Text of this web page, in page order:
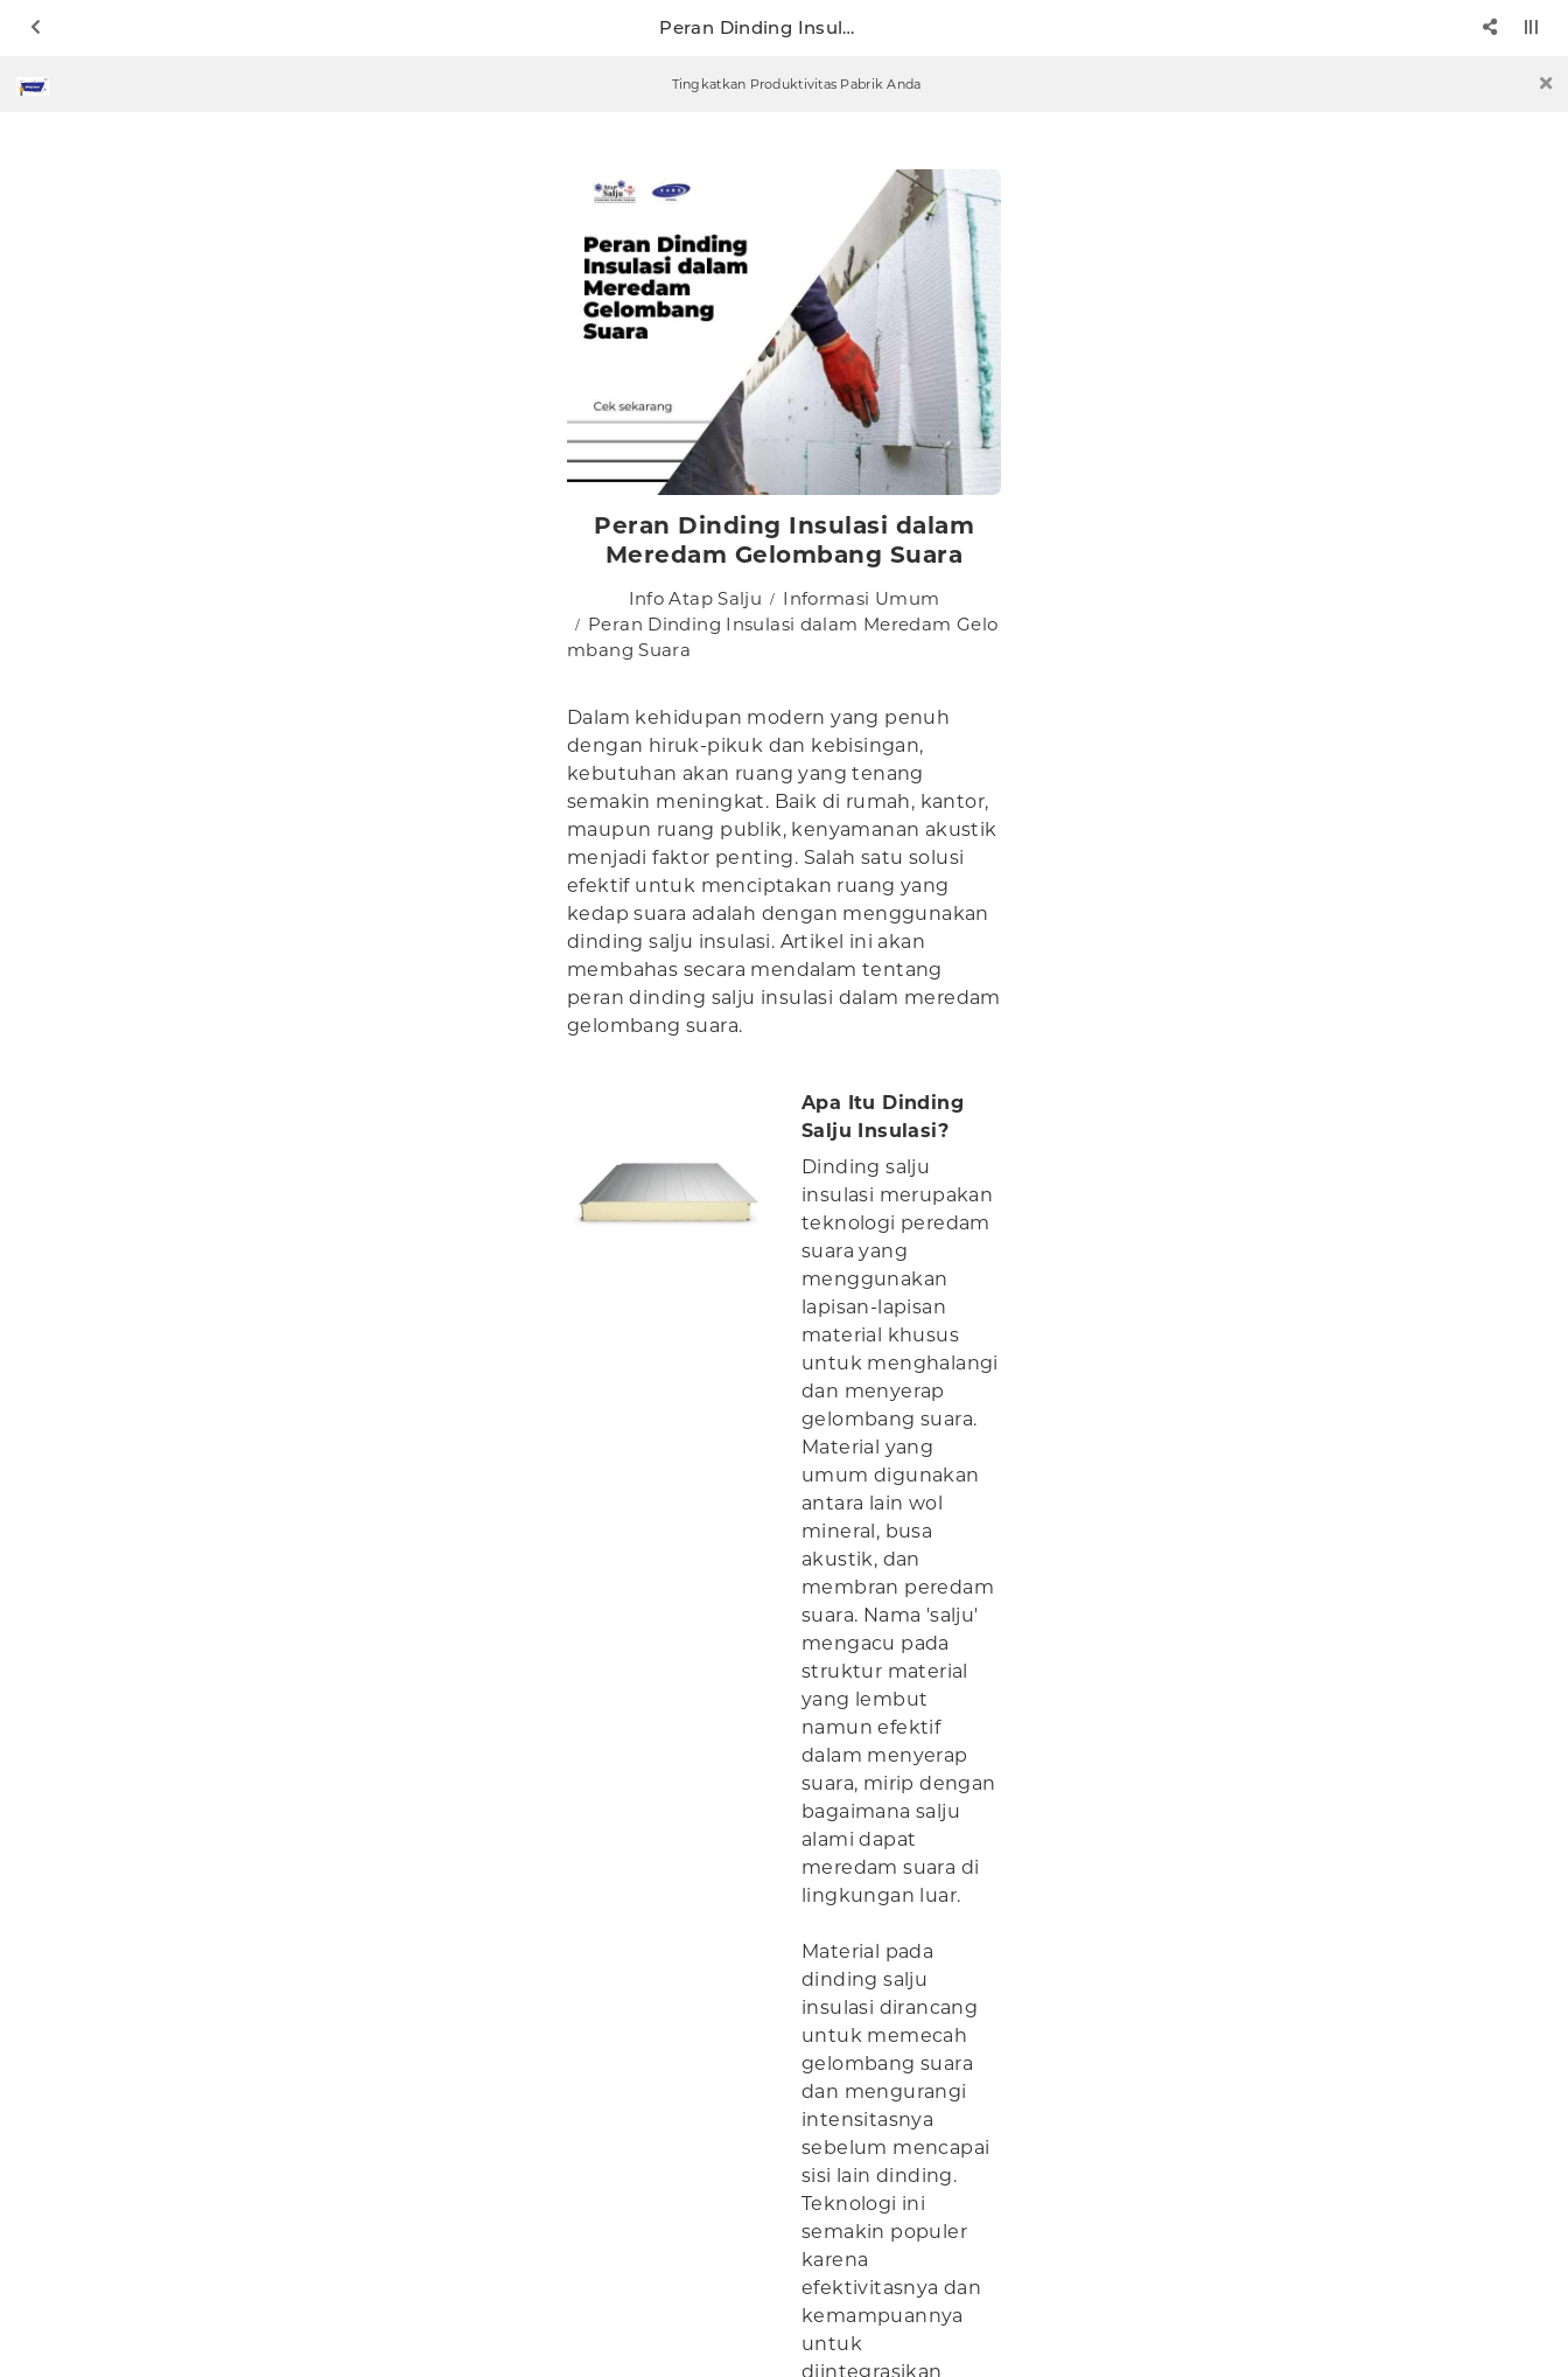
Peran Dinding Insulasi dalam Meredam Gelombang Suara
Tingkatkan Produktivitas Pabrik Anda
Peran Dinding Insulasi dalam
Meredam Gelombang Suara
Info Atap Salju
Informasi Umum
Peran Dinding Insulasi dalam Meredam Gelo
mbang Suara
Dalam kehidupan modern yang penuh
dengan hiruk-pikuk dan kebisingan,
kebutuhan akan ruang yang tenang
semakin meningkat. Baik di rumah, kantor,
maupun ruang publik, kenyamanan akustik
menjadi faktor penting. Salah satu solusi
efektif untuk menciptakan ruang yang
kedap suara adalah dengan menggunakan
dinding salju insulasi. Artikel ini akan
membahas secara mendalam tentang
peran dinding salju insulasi dalam meredam
gelombang suara.
Apa Itu Dinding
Salju Insulasi?
Dinding salju
insulasi merupakan
teknologi peredam
suara yang
menggunakan
lapisan-lapisan
material khusus
untuk menghalangi
dan menyerap
gelombang suara.
Material yang
umum digunakan
antara lain wol
mineral, busa
akustik, dan
membran peredam
suara. Nama 'salju'
mengacu pada
struktur material
yang lembut
namun efektif
dalam menyerap
suara, mirip dengan
bagaimana salju
alami dapat
meredam suara di
lingkungan luar.
Material pada
dinding salju
insulasi dirancang
untuk memecah
gelombang suara
dan mengurangi
intensitasnya
sebelum mencapai
sisi lain dinding.
Teknologi ini
semakin populer
karena
efektivitasnya dan
kemampuannya
untuk
diintegrasikan